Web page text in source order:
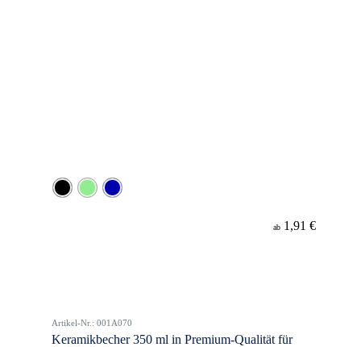
ab 1,91 €
Artikel-Nr.: 001A070
Keramikbecher 350 ml in Premium-Qualität für